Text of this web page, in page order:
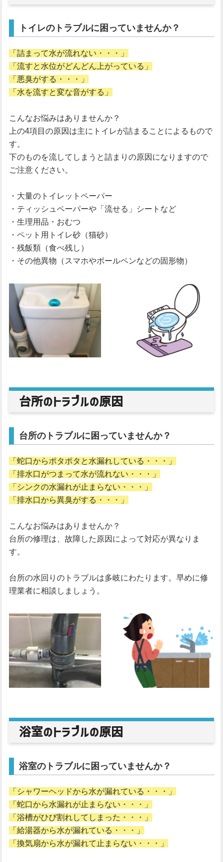
トイレのトラブルに困っていませんか？
「詰まって水が流れない・・・」
「流すと水位がどんどん上がっている」
「悪臭がする・・・」
「水を流すと変な音がする」
こんなお悩みはありませんか？
上の4項目の原因は主にトイレが詰まることによるもので
す。
下のものを流してしまうと詰まりの原因になりますので
ご注意ください。
・大量のトイレットペーパー
・ティッシュペーパーや「流せる」シートなど
・生理用品・おむつ
・ペット用トイレ砂（猫砂）
・残飯類（食べ残し）
・その他異物（スマホやボールペンなどの固形物）
台所のトラブルの原因
台所のトラブルに困っていませんか？
「蛇口からポタポタと水漏れしている・・・」
「排水口がつまって水が流れない・・・」
「シンクの水漏れが止まらない・・・」
「排水口から異臭がする・・・」
こんなお悩みはありませんか？
台所の修理は、故障した原因によって対応が異なりま
す。
台所の水回りのトラブルは多岐にわたります。早めに修
理業者に相談しましょう。
浴室のトラブルの原因
浴室のトラブルに困っていませんか？
「シャワーヘッドから水が漏れている・・・」
「蛇口から水漏れが止まらない・・・」
「浴槽がひび割れしてしまった・・・」
「給湯器から水が漏れている・・・」
「換気扇から水が漏れて止まらない・・・」